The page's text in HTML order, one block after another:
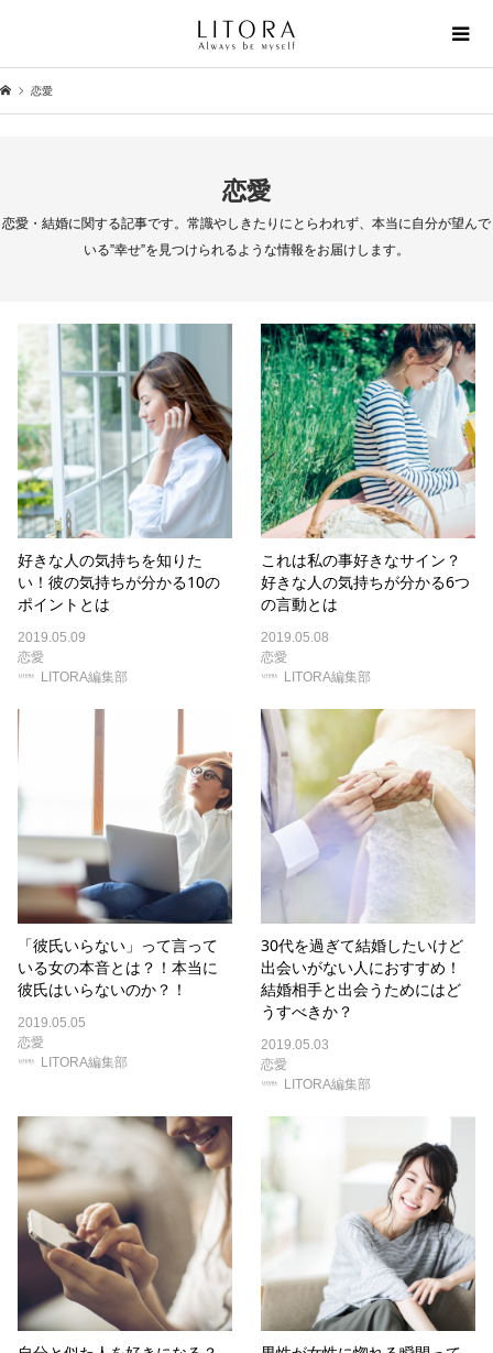
恋愛
恋愛
恋愛・結婚に関する記事です。常識やしきたりにとらわれず、本当に自分が望んで
いる”幸せ”を見つけられるような情報をお届けします。
好きな人の気持ちを知りた
い！彼の気持ちが分かる10の
ポイントとは
2019.05.09
恋愛
LITORA編集部
これは私の事好きなサイン？
好きな人の気持ちが分かる6つ
の言動とは
2019.05.08
恋愛
LITORA編集部
「彼氏いらない」って言って
いる女の本音とは？！本当に
彼氏はいらないのか？！
2019.05.05
恋愛
LITORA編集部
30代を過ぎて結婚したいけど
出会いがない人におすすめ！
結婚相手と出会うためにはど
うすべきか？
2019.05.03
恋愛
LITORA編集部